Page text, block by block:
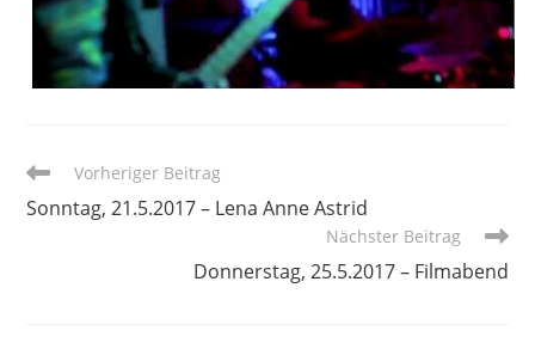
Weitere
ansehen
Vorheriger Beitrag
Sonntag, 21.5.2017 – Lena Anne Astrid
Nächster Beitrag
Donnerstag, 25.5.2017 – Filmabend